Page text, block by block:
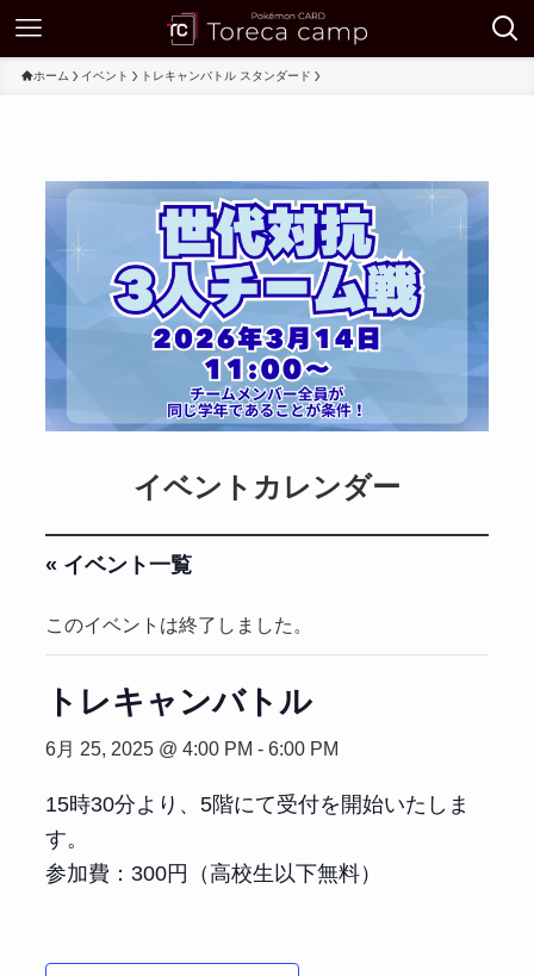
ホーム イベント トレキャンバトル スタンダード
イベントカレンダー
« イベント一覧
このイベントは終了しました。
トレキャンバトル
6月 25, 2025 @ 4:00 PM - 6:00 PM
15時30分より、5階にて受付を開始いたしま
す。
参加費：300円（高校生以下無料）